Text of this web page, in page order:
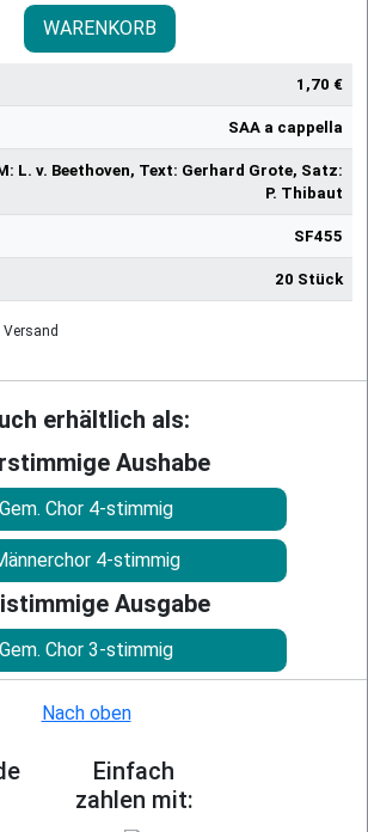
WARENKORB
1,70 €
SAA a cappella
L. v. Beethoven, Text: Gerhard Grote, Satz:
P. Thibaut
SF455
20 Stück
erhältlich als:
Aushabe
Gem. Chor 4-stimmig
4-stimmig
Ausgabe
Gem. Chor 3-stimmig
Nach oben
Einfach
zahlen mit: